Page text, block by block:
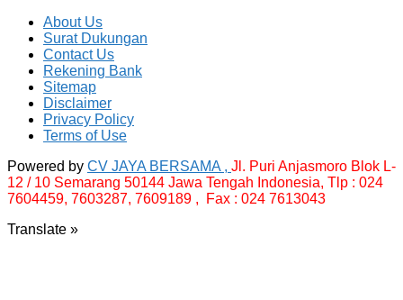
About Us
Surat Dukungan
Contact Us
Rekening Bank
Sitemap
Disclaimer
Privacy Policy
Terms of Use
Powered by CV JAYA BERSAMA , Jl. Puri Anjasmoro Blok L-
12 / 10 Semarang 50144 Jawa Tengah Indonesia, Tlp : 024
7604459, 7603287, 7609189 , Fax : 024 7613043
Translate »